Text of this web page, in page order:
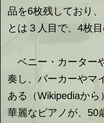
品を6枚残しており
とは３人目で、4枚
ベニー・カーター
奏し、パーカーやマ
ある（Wikipediaか
華麗なピアノが、50